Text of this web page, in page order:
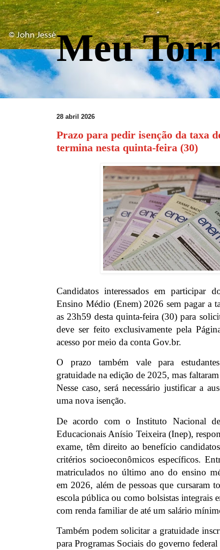
Meu
28 abril 2026
Prazo para pedir isenção da taxa
termina nesta quinta-feira (30)
Candidatos interessados em participar
Ensino Médio (Enem) 2026 sem pagar a
as 23h59 desta quinta-feira (30) para
deve ser feito exclusivamente pela
acesso por meio da conta Gov.br.
O prazo também vale para
gratuidade na edição de 2025, mas
Nesse caso, será necessário justificar a
uma nova isenção.
De acordo com o Instituto Nacional
Educacionais Anísio Teixeira (Inep),
exame, têm direito ao benefício
critérios socioeconômicos específicos.
matriculados no último ano do ensino
em 2026, além de pessoas que cursaram
escola pública ou como bolsistas integrais
com renda familiar de até um salário
Também podem solicitar a gratuidade
para Programas Sociais do governo